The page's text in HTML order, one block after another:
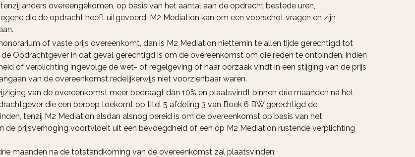
anders overeengekomen, op basis van het aantal aan de opdracht bestede uren,
die de opdracht heeft uitgevoerd, M2 Mediation kan om een voorschot vragen en zijn
of vaste prijs overeenkomt, dan is M2 Mediation niettemin te allen tijde gerechtigd tot
Opdrachtgever in dat geval gerechtigd is om de overeenkomst om die reden te ontbinden, indien
of verplichting ingevolge de wet- of regelgeving of haar oorzaak vindt in een stijging van de prijs
van de overeenkomst redelijkerwijs niet voorzienbaar waren.
van de overeenkomst meer bedraagt dan 10% en plaatsvindt binnen drie maanden na het
die een beroep toekomt op titel 5 afdeling 3 van Boek 6 BW gerechtigd de
tenzij M2 Mediation alsdan alsnog bereid is om de overeenkomst op basis van het
de prijsverhoging voortvloeit uit een bevoegdheid of een op M2 Mediation rustende verplichting
maanden na de totstandkoming van de overeenkomst zal plaatsvinden;